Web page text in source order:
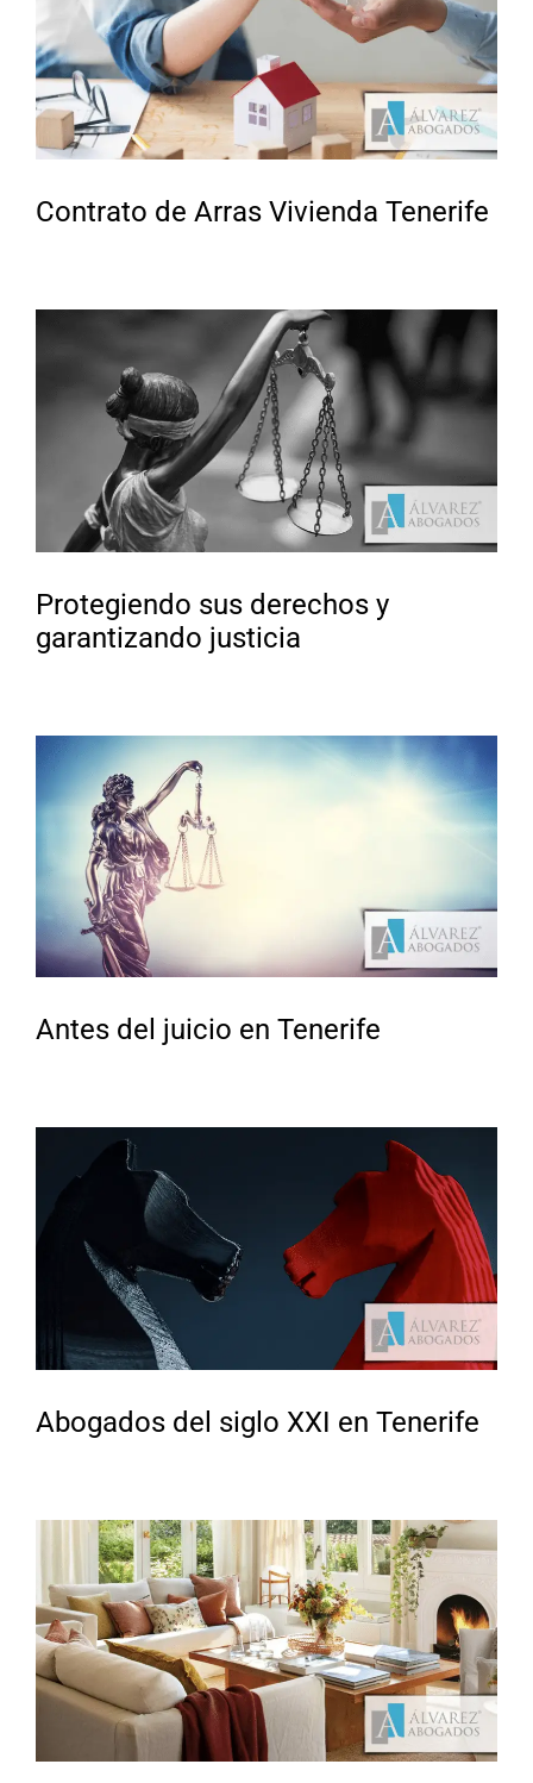
Contrato de Arras Vivienda Tenerife
Protegiendo sus derechos y
garantizando justicia
Antes del juicio en Tenerife
Abogados del siglo XXI en Tenerife